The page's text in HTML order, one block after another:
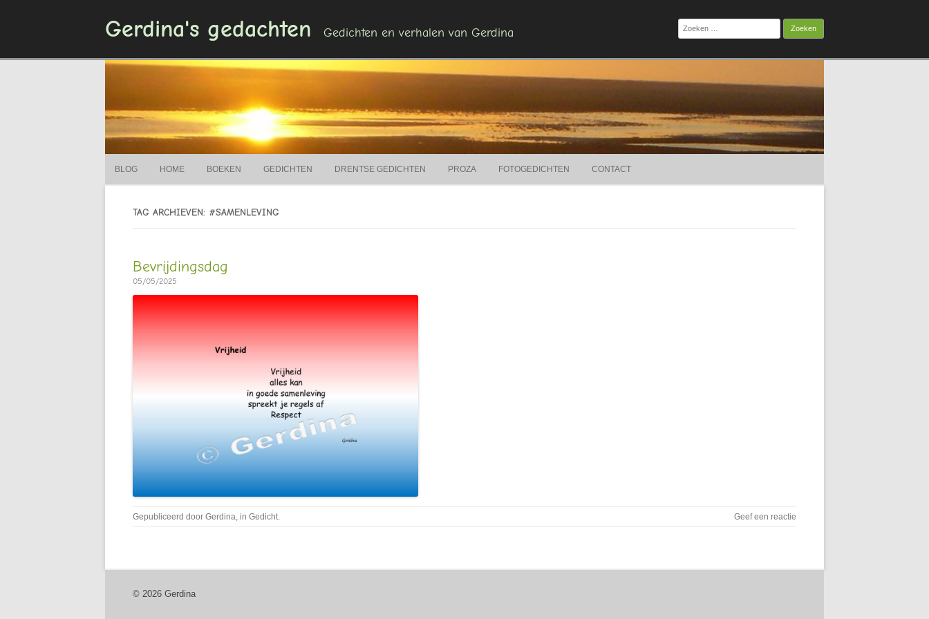
Gerdina's gedachten Gedichten en verhalen van Gerdina
Zoeken
naar:
BLOG HOME BOEKEN GEDICHTEN DRENTSE GEDICHTEN PROZA FOTOGEDICHTEN CONTACT
TAG ARCHIEVEN: #SAMENLEVING
Bevrijdingsdag
05/05/2025
Gepubliceerd door Gerdina, in Gedicht. Geef een reactie
© 2026 Gerdina